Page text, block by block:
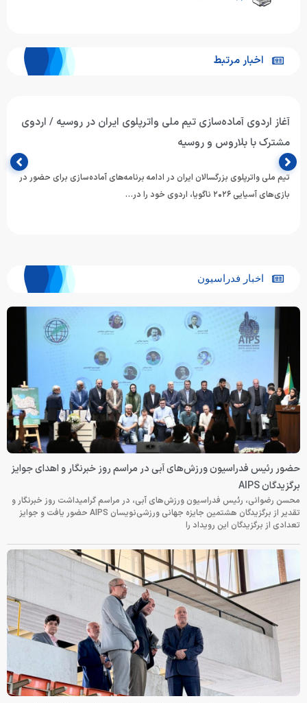
اخبار مرتبط
آغاز اردوی آماده‌سازی تیم ملی واترپلوی ایران در روسیه / اردوی
مشترک با بلاروس و روسیه
تیم ملی واترپلوی بزرگسالان ایران در ادامه برنامه‌های آماده‌سازی برای حضور در
بازی‌های آسیایی ۲۰۲۶ ناگویا، اردوی خود را در…
اخبار فدراسیون
حضور رئیس فدراسیون ورزش‌های آبی در مراسم روز خبرنگار و اهدای جوایز
برگزیدگان AIPS
محسن رضوانی، رئیس فدراسیون ورزش‌های آبی، در مراسم گرامیداشت روز خبرنگار و
تقدیر از برگزیدگان هشتمین جایزه جهانی ورزشی‌نویسان AIPS حضور یافت و جوایز
تعدادی از برگزیدگان این رویداد را